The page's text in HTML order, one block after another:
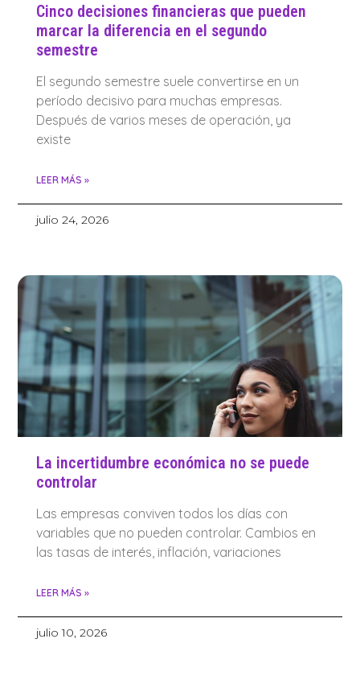
Cinco decisiones financieras que pueden
marcar la diferencia en el segundo
semestre
El segundo semestre suele convertirse en un
período decisivo para muchas empresas.
Después de varios meses de operación, ya
existe
LEER MÁS »
julio 24, 2026
La incertidumbre económica no se puede
controlar
Las empresas conviven todos los días con
variables que no pueden controlar. Cambios en
las tasas de interés, inflación, variaciones
LEER MÁS »
julio 10, 2026